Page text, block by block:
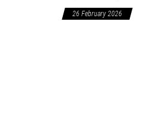
26 February 2026